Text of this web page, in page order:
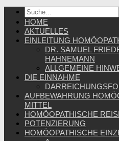
HOME
AKTUELLES
EINLEITUNG
DR. SAMUEL
HAHNEMANN
ALLGEMEINE
DIE EINNAHME
AUFBEWAHRUNG
MITTEL
HOMÖOPATHISCHE
POTENZIERUNG
HOMÖOPATHISCHE